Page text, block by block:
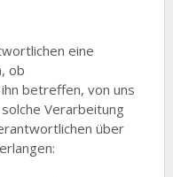
eine
ob
betreffen, von uns
Verarbeitung
über